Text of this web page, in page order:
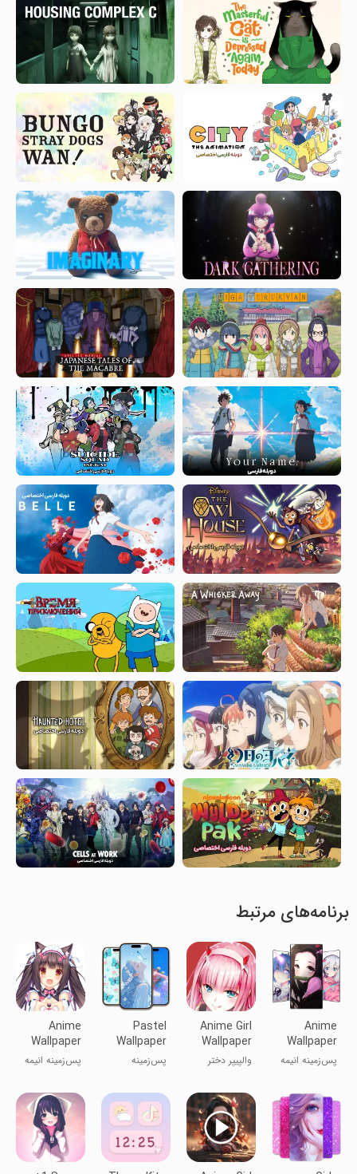
برنامه‌های مرتبط
Anime
Wallpaper
پس‌زمینه انیمه
Anime Girl
Wallpaper
والپیپر دختر
Pastel
Wallpaper
پس‌زمینه
Anime
Wallpaper
پس‌زمینه انیمه